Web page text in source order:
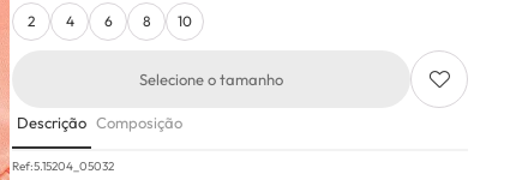
2 4 6 8 10
Selecione o tamanho
Descrição Composição
Ref:5.15204_05032